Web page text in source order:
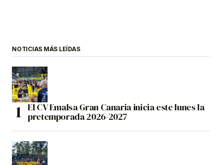
NOTICIAS MÁS LEÍDAS
El CV Emalsa Gran Canaria inicia este lunes la
pretemporada 2026-2027